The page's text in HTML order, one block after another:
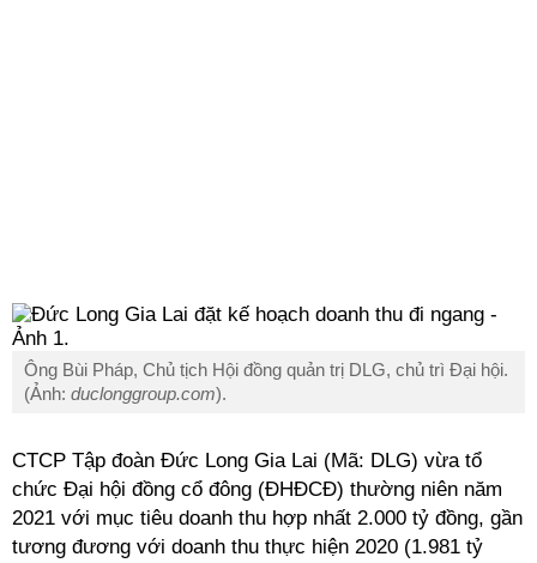
Ông Bùi Pháp, Chủ tịch Hội đồng quản trị DLG, chủ trì Đại hội.
(Ảnh: duclonggroup.com).
CTCP Tập đoàn Đức Long Gia Lai (Mã: DLG) vừa tổ
chức Đại hội đồng cổ đông (ĐHĐCĐ) thường niên năm
2021 với mục tiêu doanh thu hợp nhất 2.000 tỷ đồng, gần
tương đương với doanh thu thực hiện 2020 (1.981 tỷ